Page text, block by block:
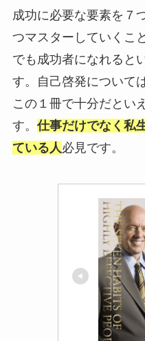
成功に必要な要素を７
つマスターしていくこ
でも成功者になれると
す。自己啓発について
この１冊で十分だとい
す。 仕事だけでなく私
ている人 必見です。